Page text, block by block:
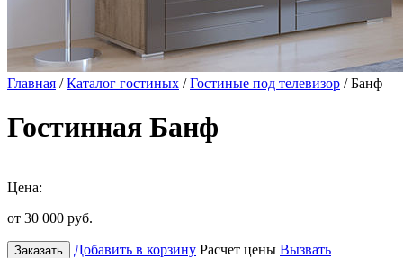
Главная /Каталог гостиных /Гостиные под телевизор / Банф
Гостинная Банф
Цена:
от 30 000 руб.
Заказать Добавить в корзину Расчет цены Вызвать